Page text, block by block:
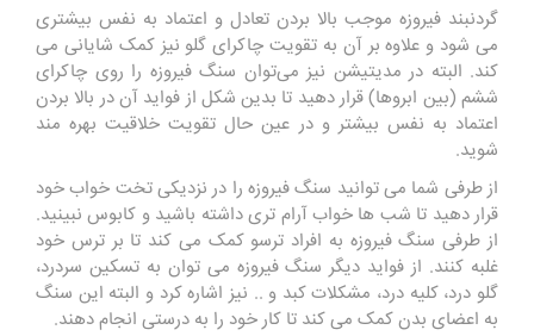
گردنبند فیروزه موجب بالا بردن تعادل و اعتماد به نفس بیشتری
می شود و علاوه بر آن به تقویت چاکرای گلو نیز کمک شایانی می
کند. البته در مدیتیشن نیز می‌توان سنگ فیروزه را روی چاکرای
ششم (بین ابروها) قرار دهید تا بدین شکل از فواید آن در بالا بردن
اعتماد به نفس بیشتر و در عین حال تقویت خلاقیت بهره مند
شوید.
از طرفی شما می توانید سنگ فیروزه را در نزدیکی تخت خواب خود
قرار دهید تا شب ها خواب آرام تری داشته باشید و کابوس نبینید.
از طرفی سنگ فیروزه به افراد ترسو کمک می کند تا بر ترس خود
غلبه کنند. از فواید دیگر سنگ فیروزه می توان به تسکین سردرد،
گلو درد، کلیه درد، مشکلات کبد و .. نیز اشاره کرد و البته این سنگ
به اعضای بدن کمک می کند تا کار خود را به درستی انجام دهند.